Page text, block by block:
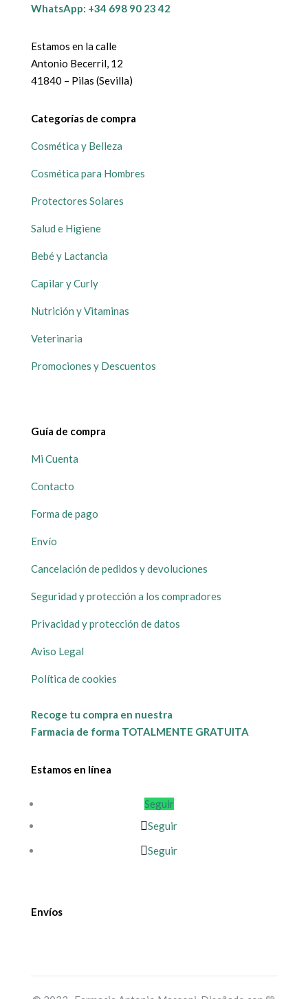
WhatsApp: +34 698 90 23 42
Estamos en la calle
Antonio Becerril, 12
41840 – Pilas (Sevilla)
Categorías de compra
Cosmética y Belleza
Cosmética para Hombres
Protectores Solares
Salud e Higiene
Bebé y Lactancia
Capilar y Curly
Nutrición y Vitaminas
Veterinaria
Promociones y Descuentos
Guía de compra
Mi Cuenta
Contacto
Forma de pago
Envío
Cancelación de pedidos y devoluciones
Seguridad y protección a los compradores
Privacidad y protección de datos
Aviso Legal
Política de cookies
Recoge tu compra en nuestra
Farmacia de forma TOTALMENTE GRATUITA
Estamos en línea
Seguir
Seguir
Seguir
Envíos